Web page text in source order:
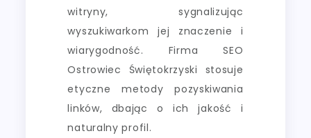
witryny, sygnalizując
wyszukiwarkom jej znaczenie i
wiarygodność. Firma SEO
Ostrowiec Świętokrzyski stosuje
etyczne metody pozyskiwania
linków, dbając o ich jakość i
naturalny profil.